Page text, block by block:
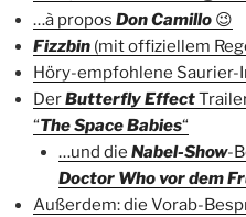
…à propos Don Camillo 😉
Fizzbin (mit offiziellem
Höry-empfohlene
DerButterfly Effect
“The Space Babies“
…und die Nabel-Show-
Doctor Who vor dem
Außerdem: die Vorab-